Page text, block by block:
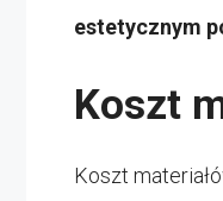
estetycznym
Koszt
Koszt